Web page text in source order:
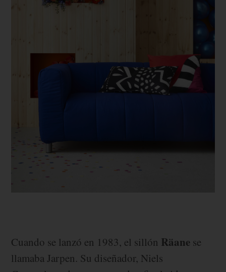
Cuando se lanzó en 1983, el sillón Räane se
llamaba Jarpen. Su diseñador, Niels